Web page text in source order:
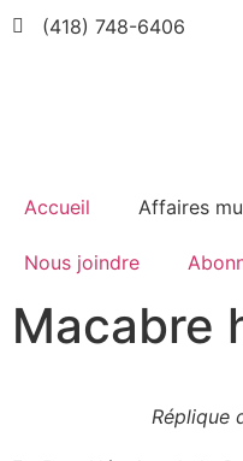
(418) 748-6406
Accueil Affaires
Nous joindre
Macabre
Réplique